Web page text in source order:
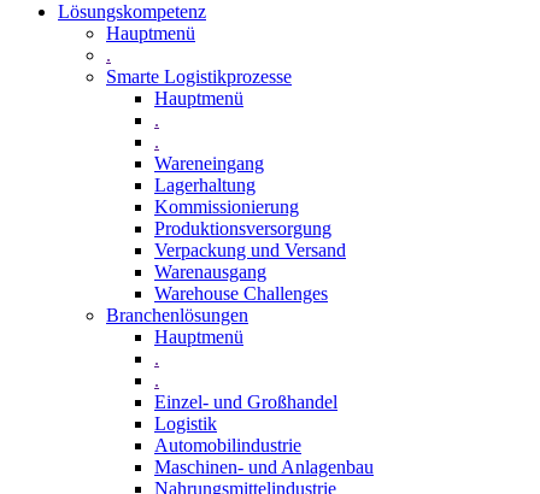
Lösungskompetenz
Hauptmenü
.
Smarte Logistikprozesse
Hauptmenü
.
.
Wareneingang
Lagerhaltung
Kommissionierung
Produktionsversorgung
Verpackung und Versand
Warenausgang
Warehouse Challenges
Branchenlösungen
Hauptmenü
.
.
Einzel- und Großhandel
Logistik
Automobilindustrie
Maschinen- und Anlagenbau
Nahrungsmittelindustrie